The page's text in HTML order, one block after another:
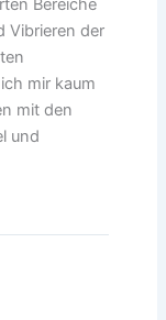
Bereiche
Vibrieren der
mir kaum
mit den
und